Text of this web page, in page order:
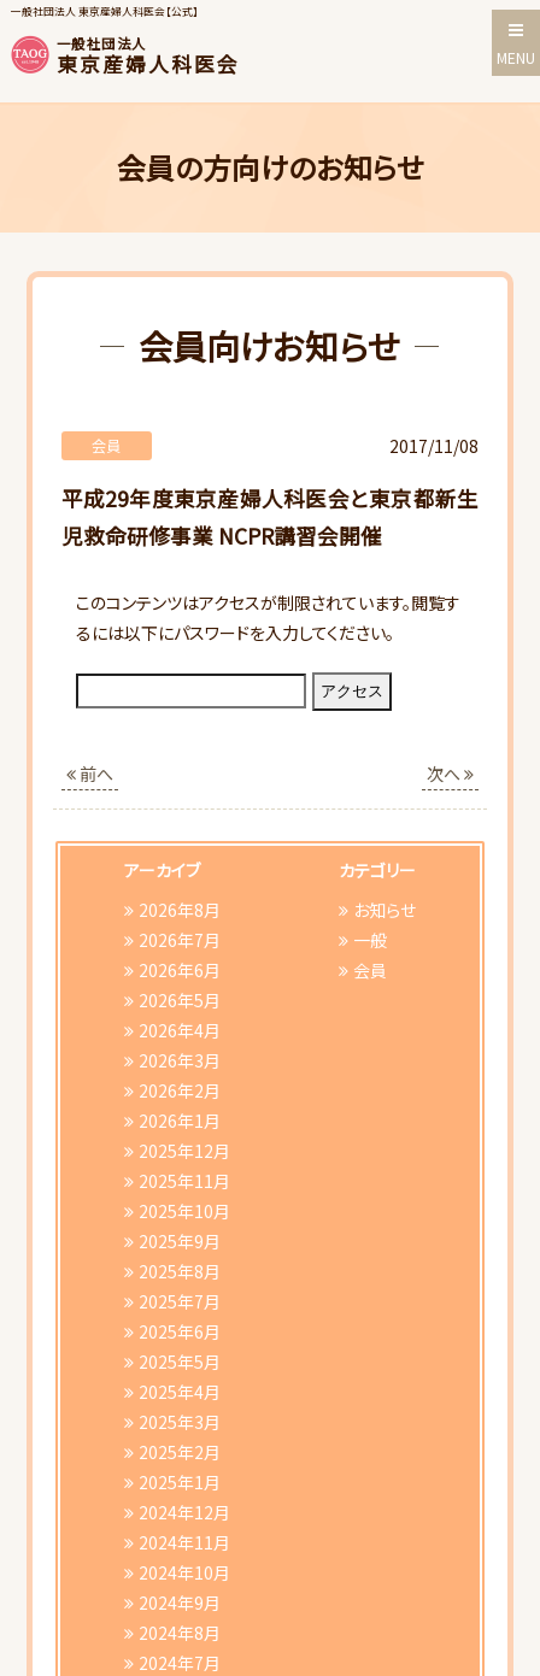
MENU
一般社団法人 東京産婦人科医会【公式】
一般社団法人
東京産婦人科医会
会員の方向けのお知らせ
会員向けお知らせ
平成29年度東京産婦人科医会と東京都新生
児救命研修事業 NCPR講習会開催
会員 2017/11/08
このコンテンツはアクセスが制限されています。閲覧す
るには以下にパスワードを入力してください。
前へ 次へ
アーカイブ
2026年8月
2026年7月
2026年6月
2026年5月
2026年4月
2026年3月
2026年2月
2026年1月
2025年12月
2025年11月
2025年10月
2025年9月
2025年8月
2025年7月
2025年6月
2025年5月
2025年4月
2025年3月
2025年2月
2025年1月
2024年12月
2024年11月
2024年10月
2024年9月
2024年8月
2024年7月
カテゴリー
お知らせ
一般
会員
当会について
行事スケジュール
会員向けご案内
研修会ご案内
書類ダウンロード